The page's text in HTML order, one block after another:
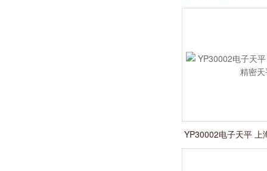
天平
YP30002电子天平 上
天平